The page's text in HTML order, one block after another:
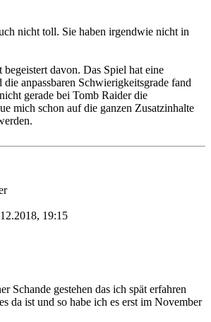
nicht toll. Sie haben irgendwie nicht in
davon. Das Spiel hat eine
die anpassbaren Schwierigkeitsgrade fand
gerade bei Tomb Raider die
mich schon auf die ganzen Zusatzinhalte
19:15
Schande gestehen das ich spät erfahren
da ist und so habe ich es erst im November